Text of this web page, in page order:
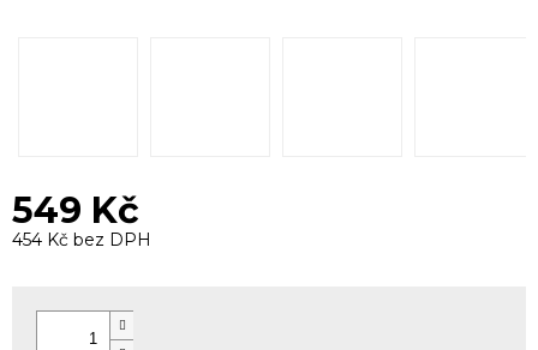
549 Kč
454 Kč bez DPH